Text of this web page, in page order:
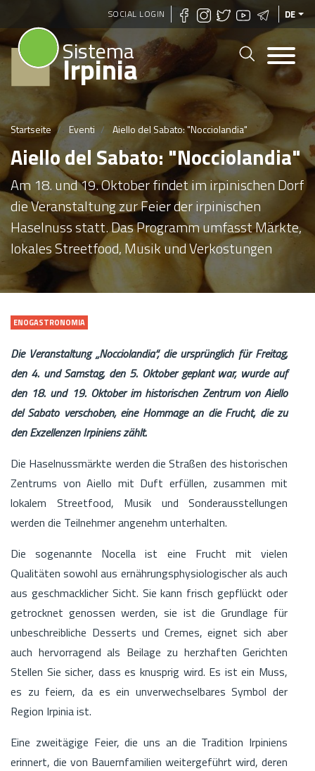
Direkt
zum
Inhalt
SOCIAL LOGIN DE
Sistema
Irpinia
Startseite Eventi Aiello del Sabato: "Nocciolandia"
Aiello del Sabato: "Nocciolandia"
Am 18. und 19. Oktober findet im irpinischen Dorf
die Veranstaltung zur Feier der irpinischen
Haselnuss statt. Das Programm umfasst Märkte,
lokales Streetfood, Musik und Verkostungen
ENOGASTRONOMIA
Die Veranstaltung „Nocciolandia“, die ursprünglich für Freitag,
den 4. und Samstag, den 5. Oktober geplant war, wurde auf
den 18. und 19. Oktober im historischen Zentrum von Aiello
del Sabato verschoben, eine Hommage an die Frucht, die zu
den Exzellenzen Irpiniens zählt.
Die Haselnussmärkte werden die Straßen des historischen
Zentrums von Aiello mit Duft erfüllen, zusammen mit
lokalem Streetfood, Musik und Sonderausstellungen
werden die Teilnehmer angenehm unterhalten.
Die sogenannte Nocella ist eine Frucht mit vielen
Qualitäten sowohl aus ernährungsphysiologischer als auch
aus geschmacklicher Sicht. Sie kann frisch gepflückt oder
getrocknet genossen werden, sie ist die Grundlage für
unbeschreibliche Desserts und Cremes, eignet sich aber
auch hervorragend als Beilage zu herzhaften Gerichten
Stellen Sie sicher, dass es knusprig wird. Es ist ein Muss,
es zu feiern, da es ein unverwechselbares Symbol der
Region Irpinia ist.
Eine zweitägige Feier, die uns an die Tradition Irpiniens
erinnert, die von Bauernfamilien weitergeführt wird, deren